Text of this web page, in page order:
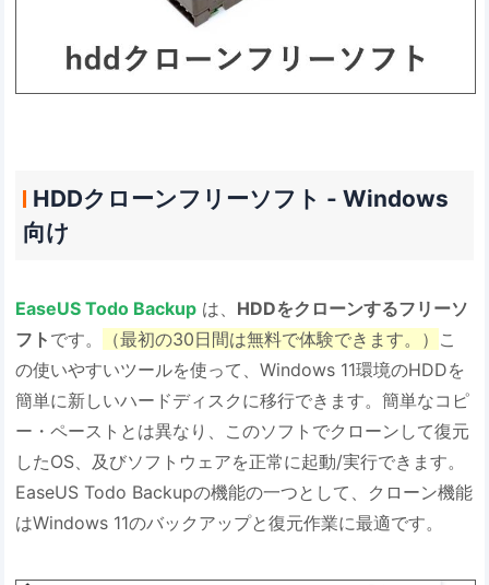
HDDクローンフリーソフト - Windows
向け
EaseUS Todo Backup は、 HDDをクローンするフリーソ
フト です。 （最初の30日間は無料で体験できます。） こ
の使いやすいツールを使って、Windows 11環境のHDDを
簡単に新しいハードディスクに移行できます。簡単なコピ
ー・ペーストとは異なり、このソフトでクローンして復元
したOS、及びソフトウェアを正常に起動/実行できます。
EaseUS Todo Backupの機能の一つとして、クローン機能
はWindows 11のバックアップと復元作業に最適です。